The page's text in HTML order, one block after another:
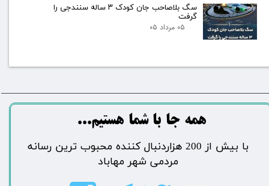
سگ بلاصاحب جان کودک ۳ ساله سنندجی را
گرفت
۰۵ مرداد ۰۵
​​​همه جا با شما هستیم...​​​​​​​​​​​​​​
​با بیش از 200 هزاردنبال کننده محبوب ترین رسانه
مردمی شهر مهاباد​​​​​​​​​​​​​​